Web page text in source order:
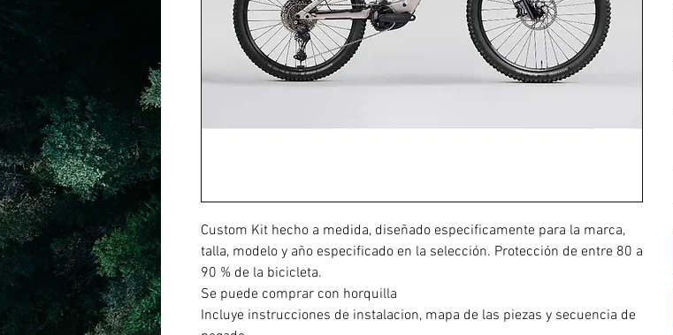
Custom Kit hecho a medida, diseñado especificamente para la marca,
talla, modelo y año especificado en la selección. Protección de entre 80 a
90 % de la bicicleta.
Se puede comprar con horquilla
Incluye instrucciones de instalacion, mapa de las piezas y secuencia de